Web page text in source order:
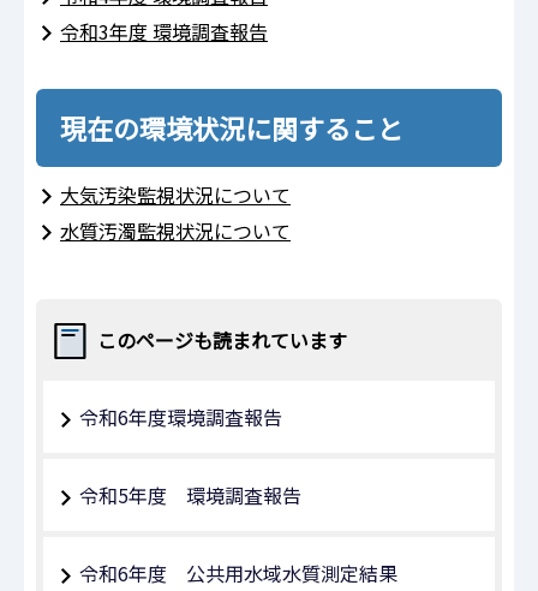
令和3年度 環境調査報告
現在の環境状況に関すること
大気汚染監視状況について
水質汚濁監視状況について
このページも読まれています
令和6年度環境調査報告
令和5年度 環境調査報告
令和6年度 公共用水域水質測定結果